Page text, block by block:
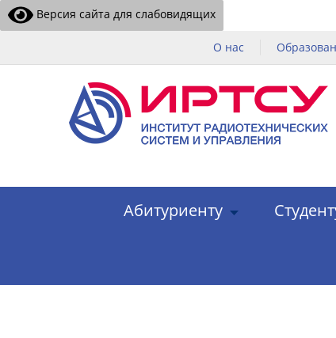
Версия сайта для слабовидящих
О нас
Абитуриенту